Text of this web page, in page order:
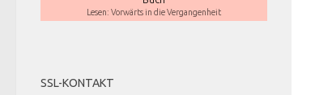
Lesen: Vorwärts in die Vergangenheit
SSL-KONTAKT